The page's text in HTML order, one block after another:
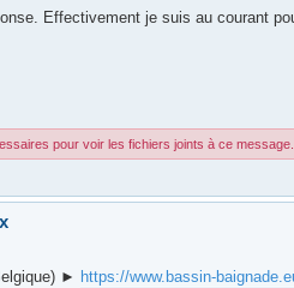
Effectivement je suis au courant
pour voir les fichiers joints à ce message.
► https://www.bassin-